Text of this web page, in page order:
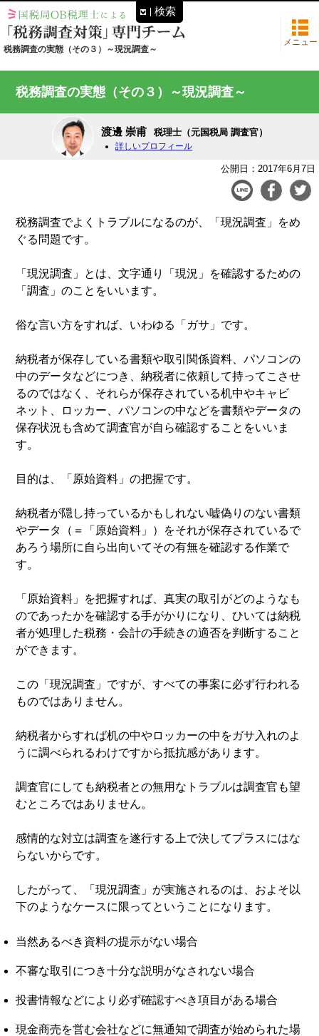
税務調査の実態（その３）～現況調査～
メニュー
税務調査の実態（その３）～現況調査～
渡邊 崇甫 税理士（元国税局 調査官）
詳しいプロフィール
公開日：2017年6月7日
税務調査でよくトラブルになるのが、「現況調査」をめ
ぐる問題です。
「現況調査」とは、文字通り「現況」を確認するための
「調査」のことをいいます。
俗な言い方をすれば、いわゆる「ガサ」です。
納税者が保存している書類や取引関係資料、パソコンの
中のデータなどにつき、納税者に依頼して持ってこさせ
るのではなく、それらが保存されている机中やキャビ
ネット、ロッカー、パソコンの中などを書類やデータの
保存状況も含めて調査官が自ら確認することをいいま
す。
目的は、「原始資料」の把握です。
納税者が隠し持っているかもしれない嘘偽りのない書類
やデータ（＝「原始資料」）をそれが保存されているで
あろう場所に自ら出向いてその有無を確認する作業で
す。
「原始資料」を把握すれば、真実の取引がどのようなも
のであったかを確認する手がかりになり、ひいては納税
者が処理した税務・会計の手続きの適否を判断すること
ができます。
この「現況調査」ですが、すべての事案に必ず行われる
ものではありません。
納税者からすれば机の中やロッカーの中をガサ入れのよ
うに調べられるわけですから抵抗感があります。
調査官にしても納税者との無用なトラブルは調査官も望
むところではありません。
感情的な対立は調査を遂行する上で決してプラスにはな
らないからです。
したがって、「現況調査」が実施されるのは、およそ以
下のようなケースに限ってということになります。
当然あるべき資料の提示がない場合
不審な取引につき十分な説明がなされない場合
投書情報などにより必ず確認すべき項目がある場合
現金商売を営む会社などに無通知で調査が始められた場
検索